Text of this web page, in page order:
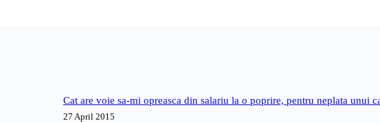
Cat are voie sa-mi opreasca din salariu la o poprire, pentru neplata unui
27 April 2015